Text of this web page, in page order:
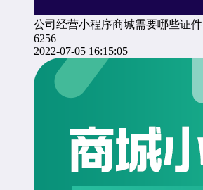
公司经营小程序商城需要哪些证件
6256
2022-07-05 16:15:05